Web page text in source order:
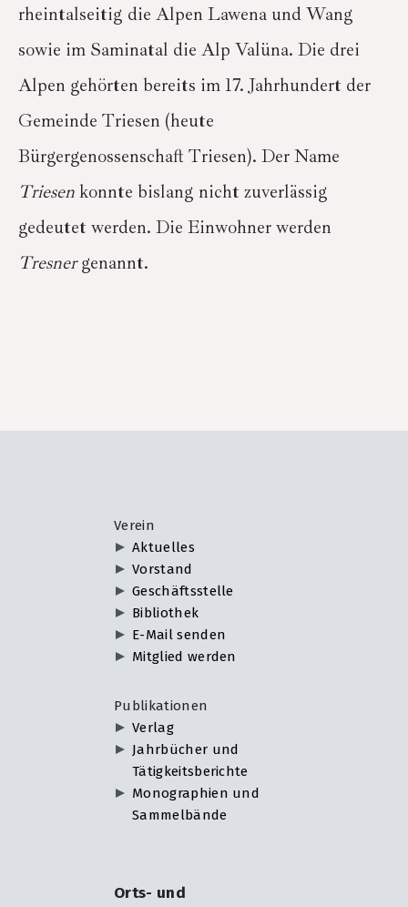
rheintalseitig die Alpen Lawena und Wang
sowie im Saminatal die Alp Valüna. Die drei
Alpen gehörten bereits im 17. Jahrhundert der
Gemeinde Triesen (heute
Bürgergenossenschaft Triesen). Der Name
Triesen konnte bislang nicht zuverlässig
gedeutet werden. Die Einwohner werden
Tresnergenannt.
Verein
Aktuelles
Vorstand
Geschäftsstelle
Bibliothek
E-Mail senden
Mitglied werden
Publikationen
Verlag
Jahrbücher und
Tätigkeitsberichte
Monographien und
Sammelbände
Orts- und